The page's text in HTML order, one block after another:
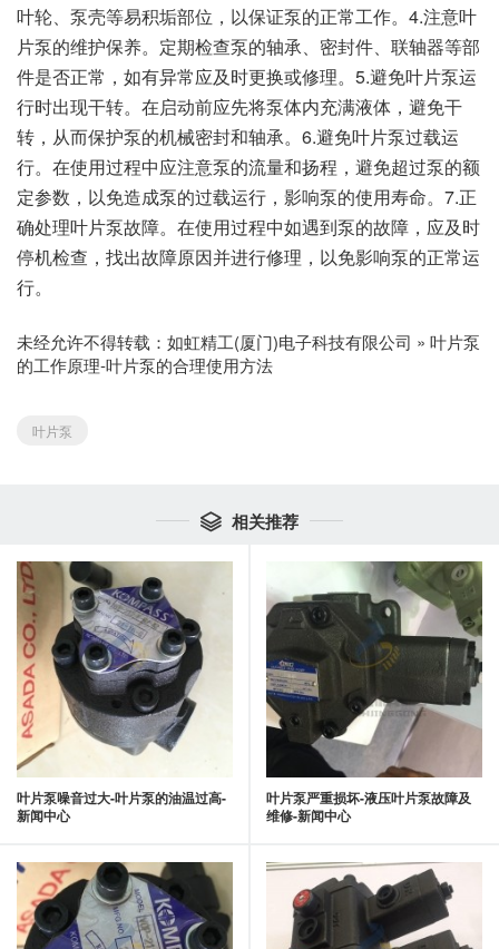
叶轮、泵壳等易积垢部位，以保证泵的正常工作。4.注意叶
片泵的维护保养。定期检查泵的轴承、密封件、联轴器等部
件是否正常，如有异常应及时更换或修理。5.避免叶片泵运
行时出现干转。在启动前应先将泵体内充满液体，避免干
转，从而保护泵的机械密封和轴承。6.避免叶片泵过载运
行。在使用过程中应注意泵的流量和扬程，避免超过泵的额
定参数，以免造成泵的过载运行，影响泵的使用寿命。7.正
确处理叶片泵故障。在使用过程中如遇到泵的故障，应及时
停机检查，找出故障原因并进行修理，以免影响泵的正常运
行。
未经允许不得转载： 如虹精工(厦门)电子科技有限公司 » 叶片泵
的工作原理-叶片泵的合理使用方法
叶片泵
 相关推荐
叶片泵噪音过大-叶片泵的油温过高-
新闻中心
叶片泵严重损坏-液压叶片泵故障及
维修-新闻中心